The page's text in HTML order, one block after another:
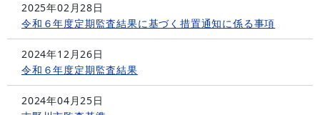
2025年02月28日
令和６年度定期監査結果に基づく措置通知に係る事項
2024年12月26日
令和６年度定期監査結果
2024年04月25日